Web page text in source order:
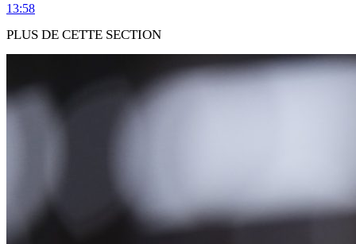
13:58
PLUS DE CETTE SECTION